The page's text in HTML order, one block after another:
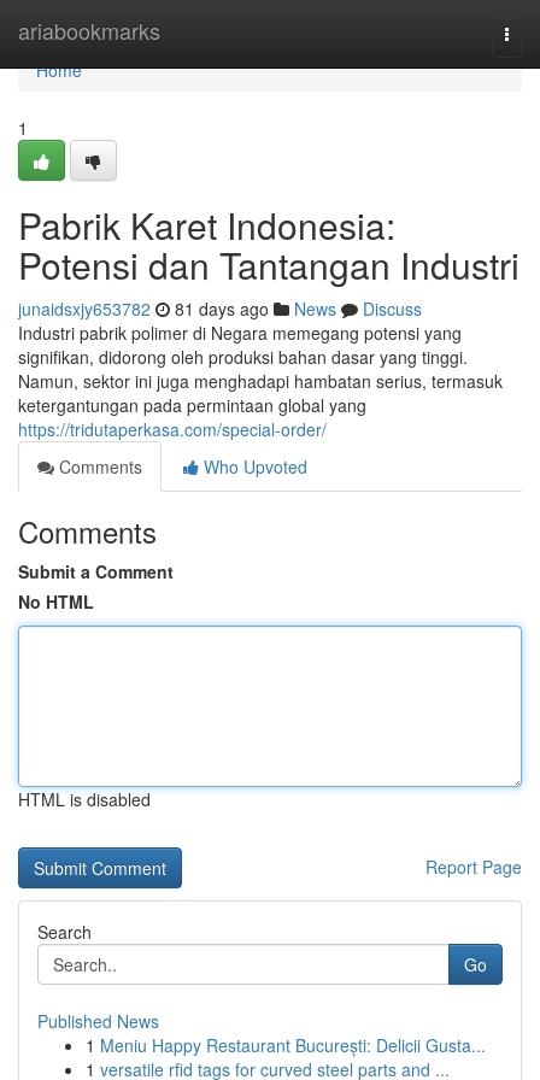
ariabookmarks
Home
Home
1
Pabrik Karet Indonesia:
Potensi dan Tantangan Industri
junaidsxjy653782 81 days ago News
Discuss
Industri pabrik polimer di Negara memegang potensi yang
signifikan, didorong oleh produksi bahan dasar yang tinggi.
Namun, sektor ini juga menghadapi hambatan serius, termasuk
ketergantungan pada permintaan global yang
https://tridutaperkasa.com/special-order/
Comments
Who Upvoted
Comments
Submit a Comment
No HTML
HTML is disabled
Report Page
Search
Go
Published News
1 Meniu Happy Restaurant București: Delicii Gusta...
1 versatile rfid tags for curved steel parts and ...